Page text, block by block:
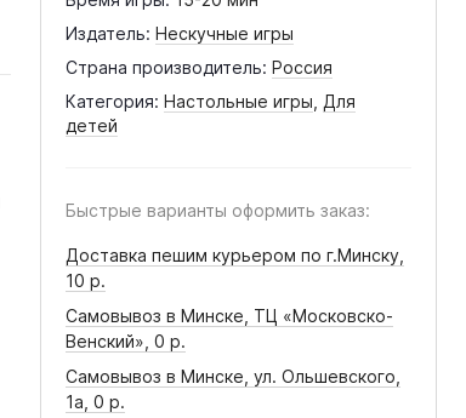
Издатель: Нескучные игры
Страна производитель: Россия
Категория: Настольные игры Для
детей
Быстрые варианты оформить заказ:
Доставка пешим курьером по г.Минску,
10 р.
Самовывоз в Минске, ТЦ «Московско-
Венский», 0 р.
Самовывоз в Минске, ул. Ольшевского,
1а, 0 р.